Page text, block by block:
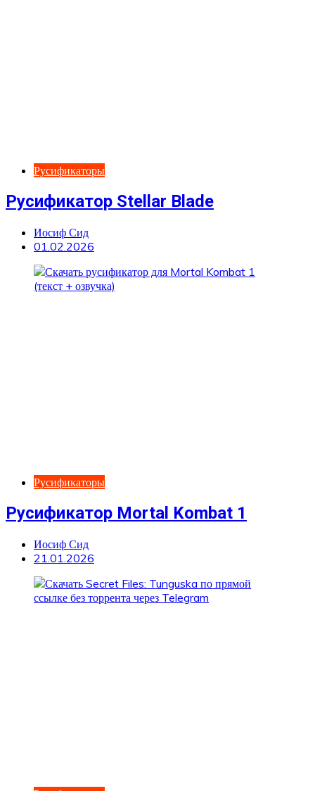
Русификаторы
Русификатор Stellar Blade
Иосиф Сид
01.02.2026
Русификаторы
Русификатор Mortal Kombat 1
Иосиф Сид
21.01.2026